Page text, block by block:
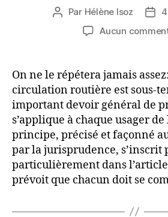
Auteur
l’article
Par Hélène Isoz
Date
Aucun
On ne le répétera jamais
circulation routière est sous-
important devoir général de
s’applique à chaque usager de
principe, précisé et façonné
par la jurisprudence, s’inscrit
particulièrement dans l’article
prévoit que chacun doit se